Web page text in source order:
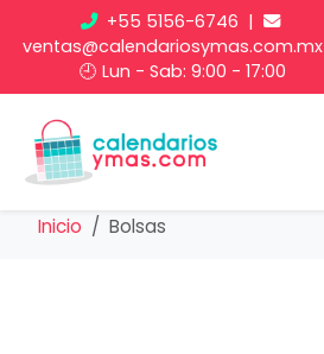
+55 5156-6746 |
ventas@calendariosymas.com.mx
🕘 Lun - Sab: 9:00 - 17:00
Inicio Bolsas